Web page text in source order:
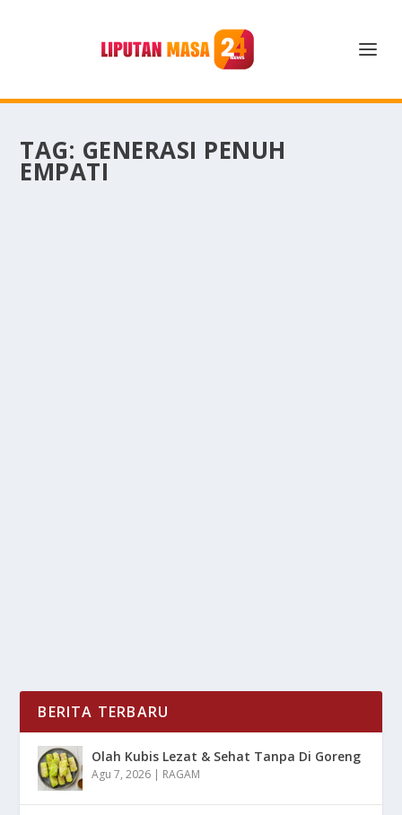
TAG: GENERASI PENUH
EMPATI
BERITA TERBARU
Olah Kubis Lezat & Sehat Tanpa Di Goreng
Agu 7, 2026 | RAGAM